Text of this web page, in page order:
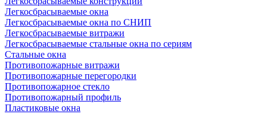
Легкосбрасываемые окна
Легкосбрасываемые окна по СНИП
Легкосбрасываемые витражи
Легкосбрасываемые стальные окна по сериям
Стальные окна
Противопожарные витражи
Противопожарные перегородки
Противопожарное стекло
Противопожарный профиль
Пластиковые окна